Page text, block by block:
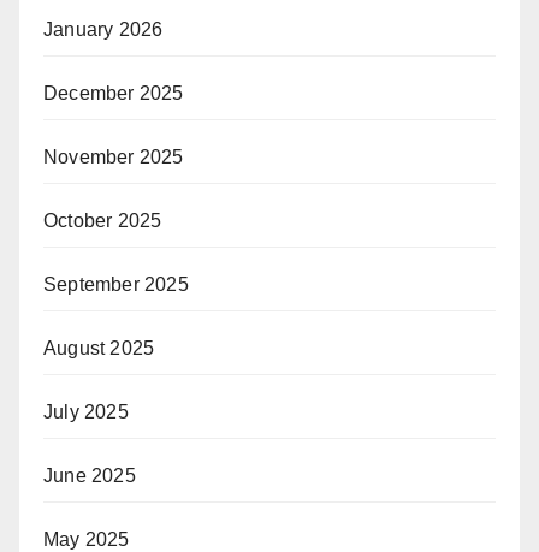
January 2026
December 2025
November 2025
October 2025
September 2025
August 2025
July 2025
June 2025
May 2025